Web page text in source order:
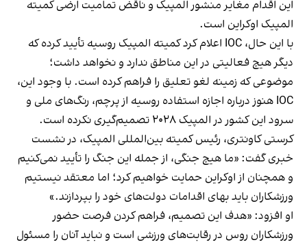
این اقدام مغایر منشور المپیک و ناقض تمامیت ارضی کمیته
المپیک اوکراین است.
با این حال، IOC اعلام کرد کمیته المپیک روسیه تأیید کرده که
دیگر هیچ فعالیتی در این مناطق ندارد و نخواهد داشت؛
موضوعی که زمینه لغو تعلیق را فراهم کرده است. با وجود این،
IOC هنوز درباره اجازه استفاده روسیه از پرچم، رنگ‌های ملی و
سرود این کشور در المپیک ۲۰۲۸ تصمیم‌گیری نکرده است.
کرستی کاونتری، رئیس کمیته بین‌المللی المپیک، در نشست
خبری گفت: «ما هیچ جنگی، از جمله این جنگ را تأیید نمی‌کنیم
و همچنان از اوکراین حمایت خواهیم کرد؛ اما معتقد نیستیم
ورزشکاران باید بهای اقدامات دولت‌های خود را بپردازند.»
او افزود: «هدف این تصمیم، فراهم کردن فرصت حضور
ورزشکاران روس در رقابت‌های ورزشی است و نباید آنان را مسئول